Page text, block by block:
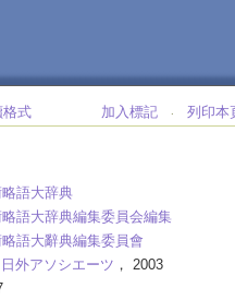
格式 加入標記 ‧
列印本
語大辞典
語大辞典編集委員会編集
語大辭典編集委員會
日外アソシエーツ ， 2003